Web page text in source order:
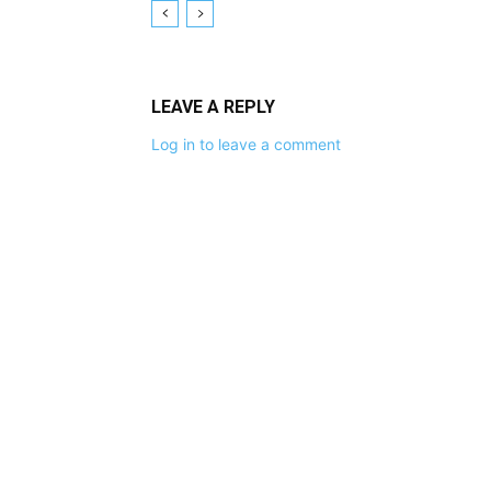
LEAVE A REPLY
Log in to leave a comment